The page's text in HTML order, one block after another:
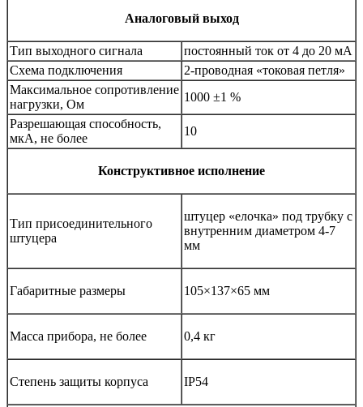
Аналоговый выход
Тип выходного сигнала
постоянный ток от 4 до 20 мА
Схема подключения
2-проводная «токовая петля»
Максимальное сопротивление
нагрузки, Ом
1000 ±1 %
Разрешающая способность,
мкА, не более
10
Конструктивное исполнение
Тип присоединительного
штуцера
штуцер «елочка» под трубку с
внутренним диаметром 4-7
мм
Габаритные размеры 105×137×65 мм
Масса прибора, не более 0,4 кг
Степень защиты корпуса IP54